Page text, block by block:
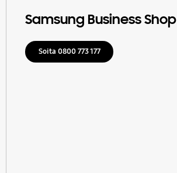
Samsung Business Shop
Soita 0800 773 177